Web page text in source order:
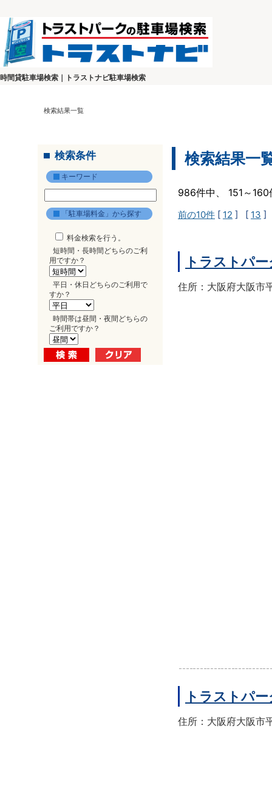
時間貸駐車場検索｜トラストナビ駐車場検索
検索結果一覧
検索条件
キーワード
「駐車場料金」から探す
料金検索を行う。
短時間・長時間どちらのご利
用ですか？
平日・休日どちらのご利用で
すか？
時間帯は昼間・夜間どちらの
ご利用ですか？
検索結果一
986件中、 151～
前の10件 [ 12 ] [ 13 ]
トラストパ
住所：大阪府大阪市
トラストパ
住所：大阪府大阪市